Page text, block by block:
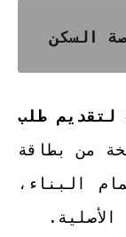
لتقديم طلب
من بطاقة
البناء،